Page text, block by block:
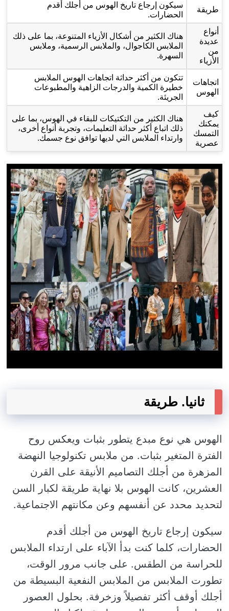
طريقة
سيكون إرجاع تاريخ الهوس من أجلك أقدم
الحضارات.
أنواع
عديدة
من
الأزياء
هناك الكثير من أشكال الأزياء المتنوعة، بما على ذلك
الملابس الكاجوال، والملابس الرسمية، وملابس
السهرة.
اتجاهات
الهوس
تتكون من أكثر حداثة اتجاهات الهوس الملابس
خطيرة الكمية والدرجات الزاهية والمطبوعات
الجريئة.
كيف
يمكنك
التمسك
عصرية
هناك الكثير من التكتيكات للبقاء في الهوس، بما على
ذلك اتباع أكثر حداثة التعليمات، وتجربة أنواع أخرى،
وارتداء الملابس التي لديها توافق نوع جسمك.
ثانيا. طريقة
الهوس هي نوع مبدع يتطور بثبات ويعكس روح
الفترة المتغير بثبات. من ملابس تكنولوجيا النهضة
المزهرة من أجلك التصاميم الأنيقة على القرن
العشرين، كانت الهوس بلا نهاية طريقة لكبار السن
لتحديد محدد عن أنفسهم وعن مكانتهم الاجتماعية.
سيكون إرجاع تاريخ الهوس من أجلك أقدم
الحضارات، كلما كنت بدأ الآباء على ارتداء الملابس
للحراسة من الطقس. على جانب مرور الوقت،
تطورت الملابس من الملابس النفعية البسيطة من
أجلك أوقف أكثر تفصيلاً وزخرفة. بحلول العصور